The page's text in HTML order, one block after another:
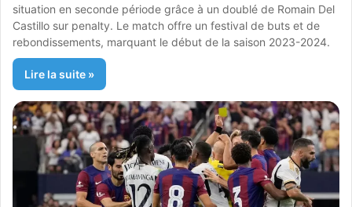
situation en seconde période grâce à un doublé de Romain Del
Castillo sur penalty. Le match offre un festival de buts et de
rebondissements, marquant le début de la saison 2023-2024.
Lire la suite »